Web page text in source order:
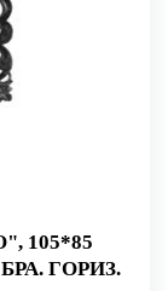
105*85
ЗОЛОТО", БЕЗ БРА. ГОРИЗ.